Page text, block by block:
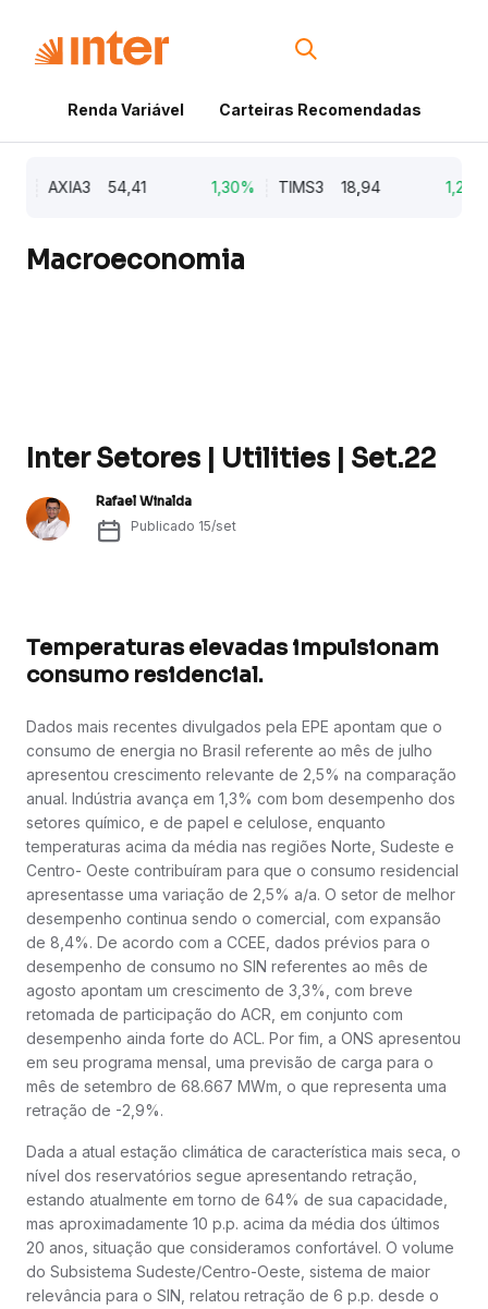
Renda Variável Carteiras Recomendadas
AXIA3 54,41 1,30% TIMS3 18,94 1,28%
Macroeconomia
Inter Setores | Utilities | Set.22
Rafael Winalda
Publicado 15/set
Temperaturas elevadas impulsionam
consumo residencial.
Dados mais recentes divulgados pela EPE apontam que o
consumo de energia no Brasil referente ao mês de julho
apresentou crescimento relevante de 2,5% na comparação
anual. Indústria avança em 1,3% com bom desempenho dos
setores químico, e de papel e celulose, enquanto
temperaturas acima da média nas regiões Norte, Sudeste e
Centro- Oeste contribuíram para que o consumo residencial
apresentasse uma variação de 2,5% a/a. O setor de melhor
desempenho continua sendo o comercial, com expansão
de 8,4%. De acordo com a CCEE, dados prévios para o
desempenho de consumo no SIN referentes ao mês de
agosto apontam um crescimento de 3,3%, com breve
retomada de participação do ACR, em conjunto com
desempenho ainda forte do ACL. Por fim, a ONS apresentou
em seu programa mensal, uma previsão de carga para o
mês de setembro de 68.667 MWm, o que representa uma
retração de -2,9%.
Dada a atual estação climática de característica mais seca, o
nível dos reservatórios segue apresentando retração,
estando atualmente em torno de 64% de sua capacidade,
mas aproximadamente 10 p.p. acima da média dos últimos
20 anos, situação que consideramos confortável. O volume
do Subsistema Sudeste/Centro-Oeste, sistema de maior
relevância para o SIN, relatou retração de 6 p.p. desde o